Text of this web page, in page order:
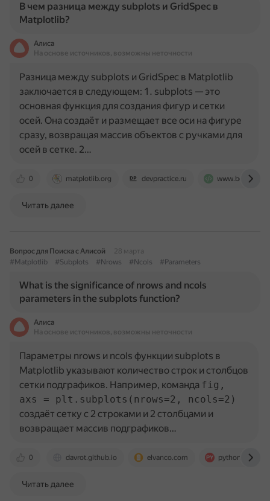
В чем разница между subplots и GridSpec в
Matplotlib?
Алиса
На основе источников, возможны неточности
0 matplotlib.org devpractice.ru
Разница между subplots и GridSpec в Matplotlib
заключается в следующем: 1. subplots — это
основная функция для создания фигур и сетки
осей. Она создаёт и размещает все оси на фигуре
сразу, возвращая массив объектов с ручками для
осей в сетке. 2…
Читать далее
Вопрос для Поиска с Алисой
28 марта
#Matplotlib
#Subplots #Nrows #Ncols #Parameters
What is the significance of nrows and ncols
parameters in the subplots function?
Алиса
На основе источников, возможны неточности
0 davrot.github.io elvanco.com pythonhint.com
Параметры nrows и ncols функции subplots в
Matplotlib указывают количество строк и столбцов
сетки подграфиков. Например, команда fig,
axs = plt.subplots(nrows=2, ncols=2)
создаёт сетку с 2 строками и 2 столбцами и
возвращает массив подграфиков…
Читать далее